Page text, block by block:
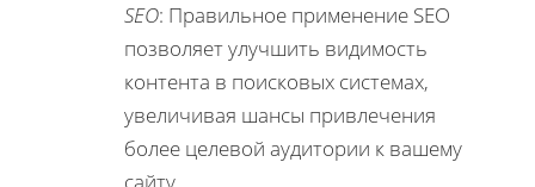
SEO: Правильное применение SEO
позволяет улучшить видимость
контента в поисковых системах,
увеличивая шансы привлечения
более целевой аудитории к вашему
сайту.